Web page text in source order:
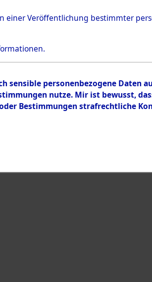
BOLGAT SCHENKO
einer Veröffentlichung bestimmter
personenbezogene Daten
nutze. Mir ist bewusst,
Bestimmungen strafrechtliche